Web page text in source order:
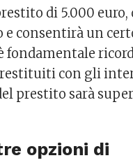
di 5.000 euro,
e consentirà un
fondamentale
restituiti con gli
prestito sarà
opzioni di